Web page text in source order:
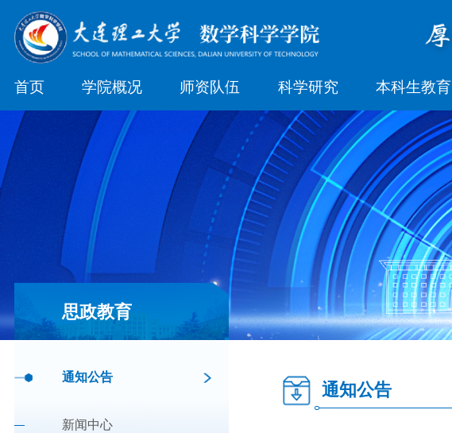
首页 学院概况 师资队伍 科学研究 本科生教育
思政教育
通知公告
新闻中心
通知公告